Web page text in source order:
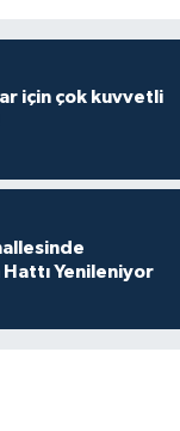
için çok kuvvetli
Hattı Yenileniyor